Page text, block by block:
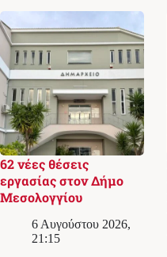
62 νέες θέσεις
εργασίας στον Δήμο
Μεσολογγίου
6 Αυγούστου 2026,
21:15